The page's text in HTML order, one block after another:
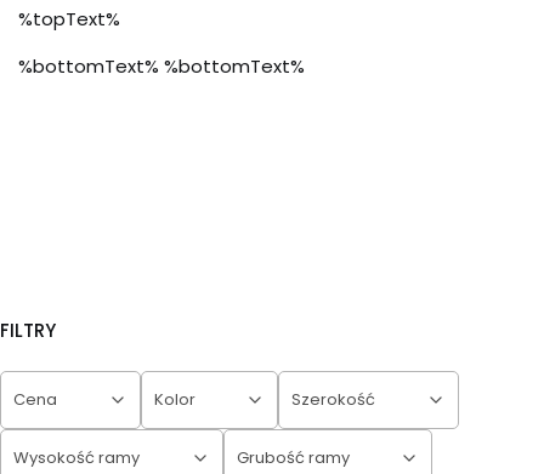
%topText%
%bottomText% %bottomText%
FILTRY
Cena Kolor Szerokość
Wysokość ramy Grubość ramy